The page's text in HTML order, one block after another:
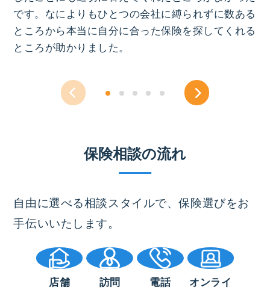
です。なによりもひとつの会社に縛られずに数ある
ところから本当に自分に合った保険を探してくれる
ところが助かりました。
保険相談の流れ
自由に選べる相談スタイルで、保険選びをお
手伝いいたします。
店舗 訪問 電話
オンライ